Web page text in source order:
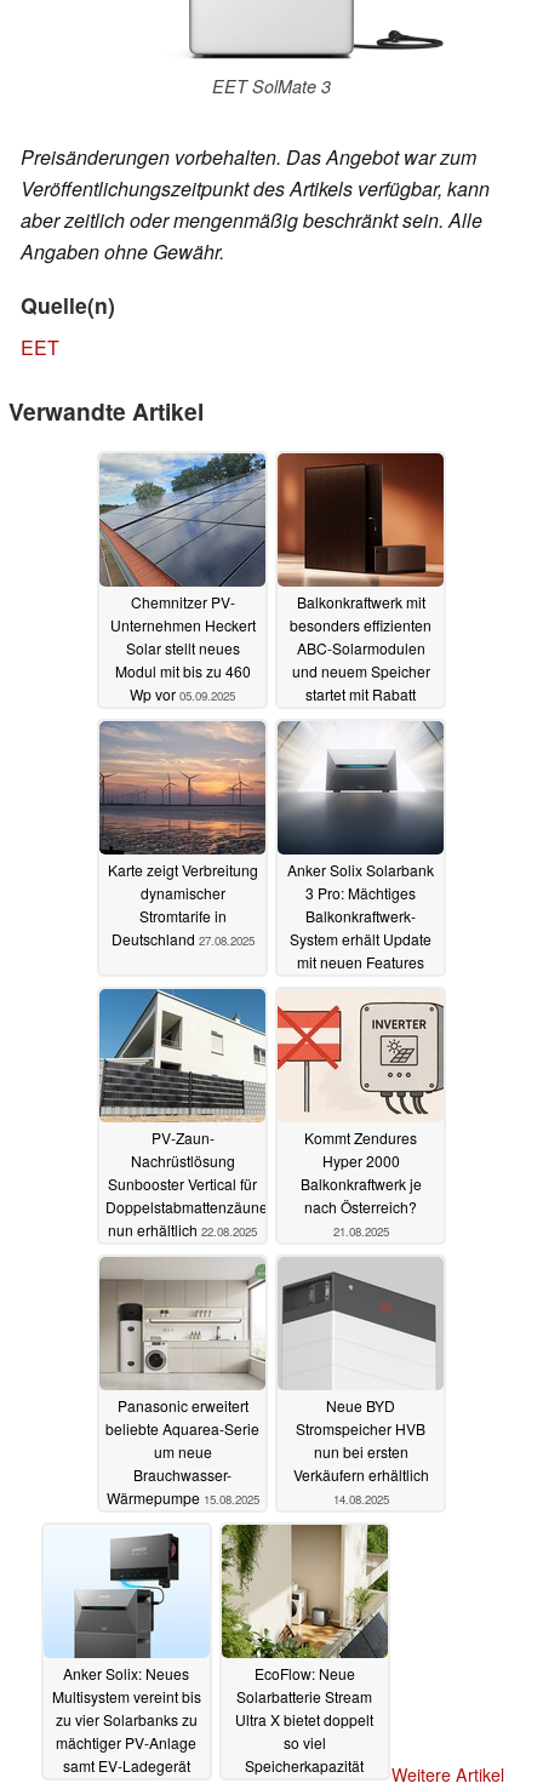
EET SolMate 3
Preisänderungen vorbehalten. Das Angebot war zum
Veröffentlichungszeitpunkt des Artikels verfügbar, kann
aber zeitlich oder mengenmäßig beschränkt sein. Alle
Angaben ohne Gewähr.
Quelle(n)
EET
Verwandte Artikel
Chemnitzer PV-
Unternehmen Heckert
Solar stellt neues
Modul mit bis zu 460
Wp vor 05.09.2025
Balkonkraftwerk mit
besonders effizienten
ABC-Solarmodulen
und neuem Speicher
startet mit Rabatt
28.08.2025
Karte zeigt Verbreitung
dynamischer
Stromtarife in
Deutschland 27.08.2025
Anker Solix Solarbank
3 Pro: Mächtiges
Balkonkraftwerk-
System erhält Update
mit neuen Features
26.08.2025
PV-Zaun-
Nachrüstlösung
Sunbooster Vertical für
Doppelstabmattenzäune
nun erhältlich 22.08.2025
Kommt Zendures
Hyper 2000
Balkonkraftwerk je
nach Österreich?
21.08.2025
Panasonic erweitert
beliebte Aquarea-Serie
um neue
Brauchwasser-
Wärmepumpe 15.08.2025
Neue BYD
Stromspeicher HVB
nun bei ersten
Verkäufern erhältlich
14.08.2025
Anker Solix: Neues
Multisystem vereint bis
zu vier Solarbanks zu
mächtiger PV-Anlage
samt EV-Ladegerät
EcoFlow: Neue
Solarbatterie Stream
Ultra X bietet doppelt
so viel
Speicherkapazität
Weitere Artikel